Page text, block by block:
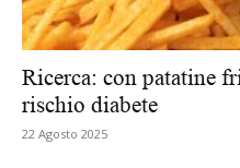
Ricerca: con patatine
rischio diabete
22 Agosto 2025